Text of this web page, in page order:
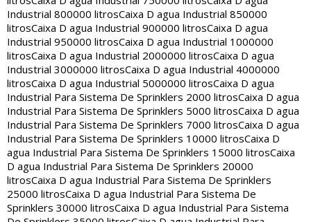
Industrial 800000 litrosCaixa D agua Industrial 850000
litrosCaixa D agua Industrial 900000 litrosCaixa D agua
Industrial 950000 litrosCaixa D agua Industrial 1000000
litrosCaixa D agua Industrial 2000000 litrosCaixa D agua
Industrial 3000000 litrosCaixa D agua Industrial 4000000
litrosCaixa D agua Industrial 5000000 litrosCaixa D agua
Industrial Para Sistema De Sprinklers 2000 litrosCaixa D agua
Industrial Para Sistema De Sprinklers 5000 litrosCaixa D agua
Industrial Para Sistema De Sprinklers 7000 litrosCaixa D agua
Industrial Para Sistema De Sprinklers 10000 litrosCaixa D
agua Industrial Para Sistema De Sprinklers 15000 litrosCaixa
D agua Industrial Para Sistema De Sprinklers 20000
litrosCaixa D agua Industrial Para Sistema De Sprinklers
25000 litrosCaixa D agua Industrial Para Sistema De
Sprinklers 30000 litrosCaixa D agua Industrial Para Sistema